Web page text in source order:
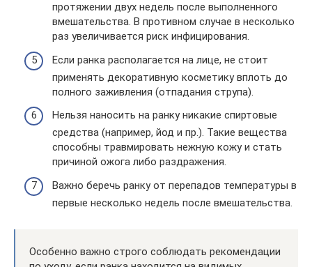
протяжении двух недель после выполненного
вмешательства. В противном случае в несколько
раз увеличивается риск инфицирования.
Если ранка располагается на лице, не стоит
применять декоративную косметику вплоть до
полного заживления (отпадания струпа).
Нельзя наносить на ранку никакие спиртовые
средства (например, йод и пр.). Такие вещества
способны травмировать нежную кожу и стать
причиной ожога либо раздражения.
Важно беречь ранку от перепадов температуры в
первые несколько недель после вмешательства.
Особенно важно строго соблюдать рекомендации